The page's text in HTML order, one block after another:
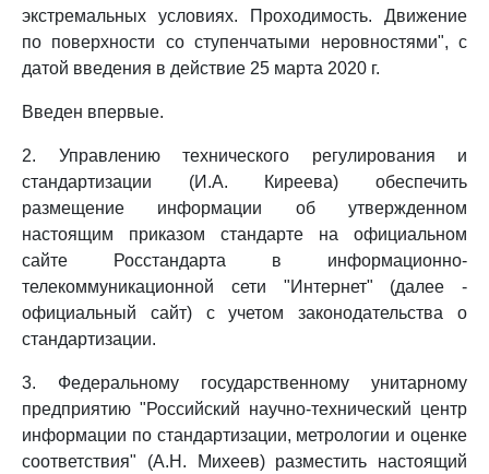
экстремальных условиях. Проходимость. Движение
по поверхности со ступенчатыми неровностями", с
датой введения в действие 25 марта 2020 г.
Введен впервые.
2. Управлению технического регулирования и
стандартизации (И.А. Киреева) обеспечить
размещение информации об утвержденном
настоящим приказом стандарте на официальном
сайте Росстандарта в информационно-
телекоммуникационной сети "Интернет" (далее -
официальный сайт) с учетом законодательства о
стандартизации.
3. Федеральному государственному унитарному
предприятию "Российский научно-технический центр
информации по стандартизации, метрологии и оценке
соответствия" (А.Н. Михеев) разместить настоящий